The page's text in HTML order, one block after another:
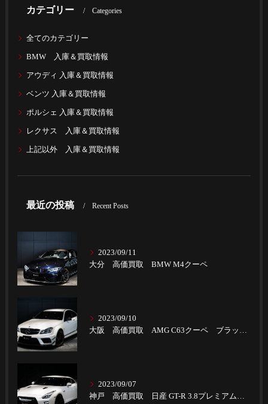
カテゴリー Categories
全てのカテゴリー
BMW 入庫＆買取情報
アウディ 入庫＆買取情報
ベンツ 入庫＆買取情報
ポルシェ 入庫＆買取情報
レクサス 入庫＆買取情報
上記以外 入庫＆買取情報
最近の投稿 Recent Posts
2023/09/11
大分 高価買取 BMW M4クーペ
2023/09/10
大阪 高価買取 AMG C63クーペ ブラックSパフォーマンス
2023/09/07
神戸 高価買取 日産 GT-R 3.8プレミアムエディション